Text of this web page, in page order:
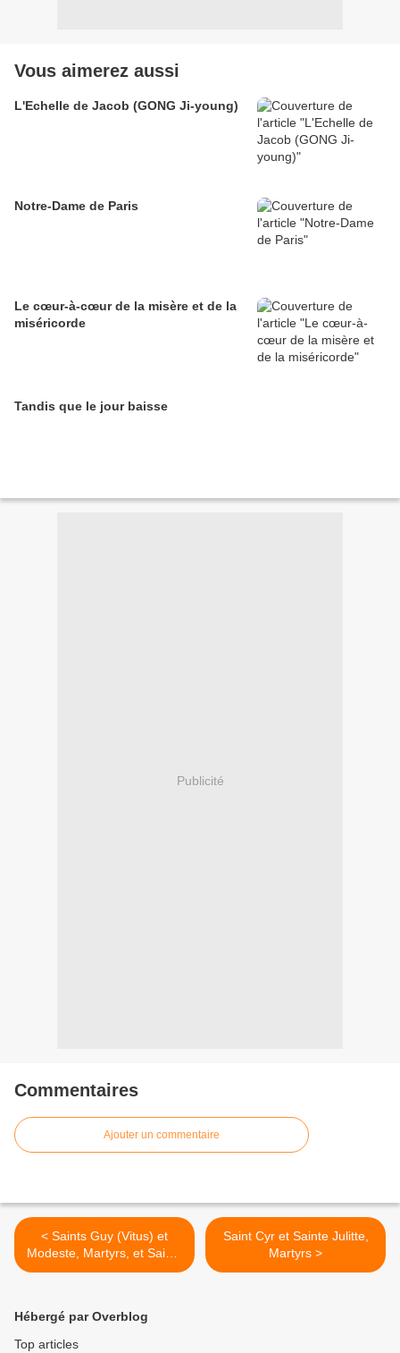
Vous aimerez aussi
L'Echelle de Jacob (GONG Ji-young)
Notre-Dame de Paris
Le cœur-à-cœur de la misère et de la
miséricorde
Tandis que le jour baisse
Publicité
Commentaires
Ajouter un commentaire
< Saints Guy (Vitus) et
Modeste, Martyrs, et Sainte
Crescence, Martyre
Saint Cyr et Sainte Julitte,
Martyrs >
Hébergé par Overblog
Top articles